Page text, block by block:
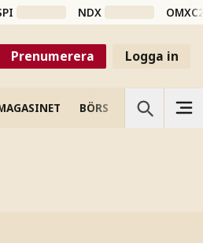
NDX
Prenumerera Logga in
BÖRS VETENSKAP